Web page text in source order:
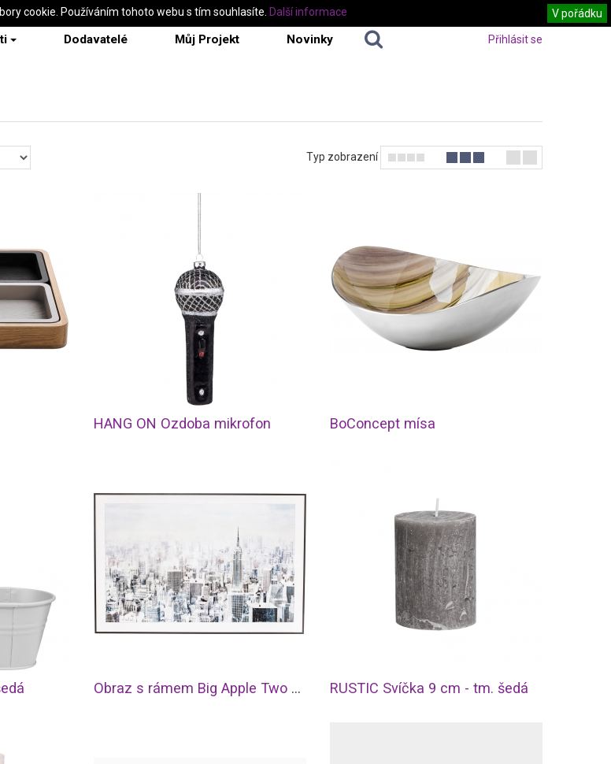
Dodavatelé Můj Projekt Novinky Přihlásit se
Typ zobrazení
HANG ON Ozdoba mikrofon BoConcept mísa
Obraz s rámem Big Apple Two 100×150 cm RUSTIC Svíčka 9 cm - tm. šedá
cookie. Používáním tohoto webu s tím souhlasíte. V pořádku
Další informace